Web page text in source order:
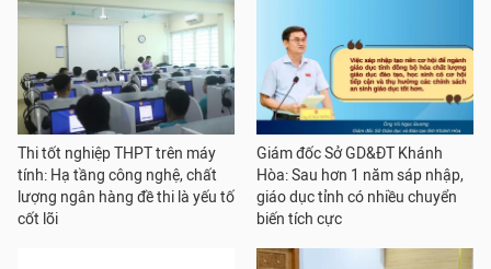
Thi tốt nghiệp THPT trên máy
tính: Hạ tầng công nghệ, chất
lượng ngân hàng đề thi là yếu tố
cốt lõi
Giám đốc Sở GD&ĐT Khánh
Hòa: Sau hơn 1 năm sáp nhập,
giáo dục tỉnh có nhiều chuyển
biến tích cực